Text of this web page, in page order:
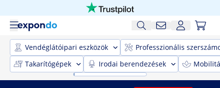
Vendéglátóipari eszközök
Professzionális
Takarítógépek
Irodai berendezések